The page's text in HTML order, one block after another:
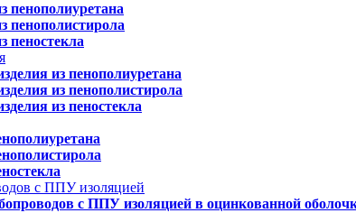
пенополиуретана
пенополистирола
пеностекла
из пенополиуретана
из пенополистирола
из пеностекла
с ППУ изоляцией
с ППУ изоляцией в оцинкованной